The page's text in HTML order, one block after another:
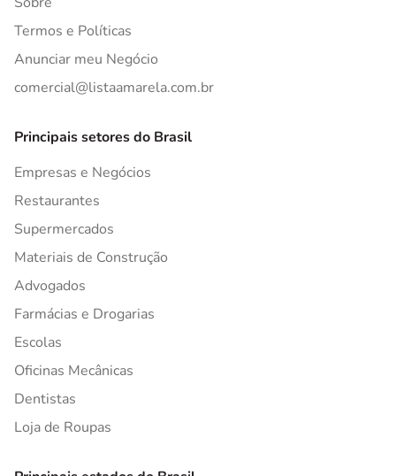
Termos e Políticas
Anunciar meu Negócio
comercial@listaamarela.com.br
Principais setores do Brasil
Empresas e Negócios
Restaurantes
Supermercados
Materiais de Construção
Advogados
Farmácias e Drogarias
Escolas
Oficinas Mecânicas
Dentistas
Loja de Roupas